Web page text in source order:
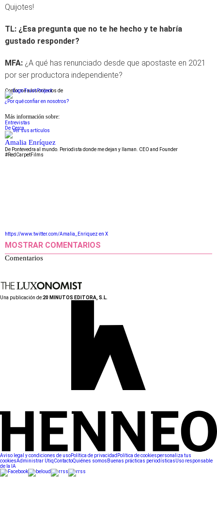
Quijotes!
TL: ¿Esa pregunta que no te he hecho y te habría
gustado responder?
MFA: ¿A qué has renunciado desde que apostaste en 2021
por ser productora independiente?
Conforme a los criterios de
¿Por qué confiar en nosotros?
Más información sobre:
Entrevistas
De Cerca
Amalia Enríquez
De Pontevedra al mundo. Periodista donde me dejan y llaman. CEO and Founder
#RedCarpetFilms
https://www.twitter.com/Amalia_Enriquez en X
MOSTRAR COMENTARIOS
Comentarios
Una publicación de:20 MINUTOS EDITORA, S.L.
Aviso legal y condiciones de usoPolítica de privacidad Política de cookiespersonaliza tus
cookiesAdministrar UtiqContactoQuiénes somos Buenas prácticas periodísticasUso responsable
de la IA